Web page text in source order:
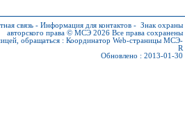
связь - Информация для контактов - Знак охраны
авторского права © МСЭ 2026 Все права сохранены
обращаться : Координатор Web-страницы МСЭ-
R
Обновлено : 2013-01-30